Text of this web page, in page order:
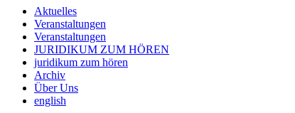
Aktuelles
Veranstaltungen
Veranstaltungen
JURIDIKUM ZUM HÖREN
juridikum zum hören
Archiv
Über Uns
english